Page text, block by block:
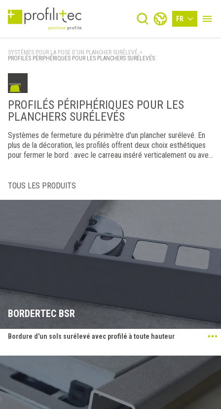
FR
SYSTÈMES POUR LA POSE D'UN PLANCHER SURÉLEVÉ >
PROFILÉS PÉRIPHÉRIQUES POUR LES PLANCHERS SURÉLEVÉS
PROFILÉS PÉRIPHÉRIQUES POUR LES
PLANCHERS SURÉLEVÉS
Systèmes de fermeture du périmètre d'un plancher surélevé. En
plus de la décoration, les profilés offrent deux choix esthétiques
pour fermer le bord : avec le carreau inséré verticalement ou avec
TOUS LES PRODUITS
BORDERTEC BSR
Bordure d'un sols surélevé avec profilé à toute hauteur